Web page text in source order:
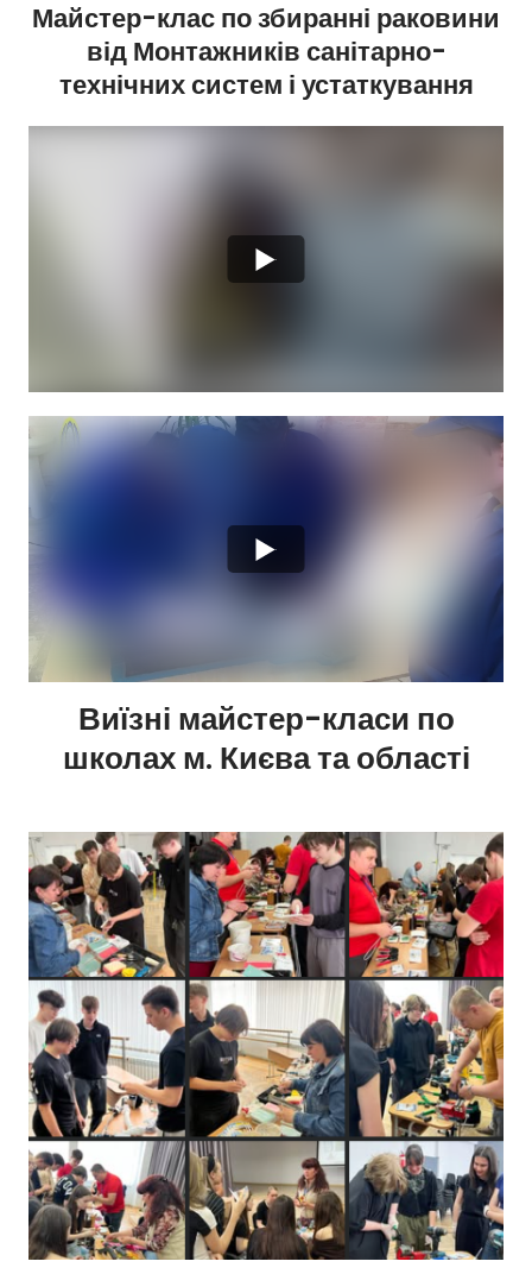
Майстер-клас по збиранні раковини
від Монтажників санітарно-
технічних систем і устаткування
Виїзні майстер-класи по
школах м. Києва та області